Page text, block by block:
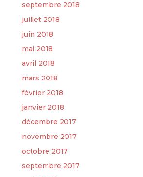
septembre 2018
juillet 2018
juin 2018
mai 2018
avril 2018
mars 2018
février 2018
janvier 2018
décembre 2017
novembre 2017
octobre 2017
septembre 2017